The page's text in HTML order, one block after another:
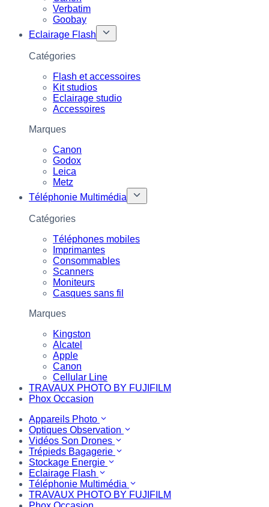
Verbatim
Goobay
Eclairage Flash
Catégories
Flash et accessoires
Kit studios
Eclairage studio
Accessoires
Marques
Canon
Godox
Leica
Metz
Téléphonie Multimédia
Catégories
Téléphones mobiles
Imprimantes
Consommables
Scanners
Moniteurs
Casques sans fil
Marques
Kingston
Alcatel
Apple
Canon
Cellular Line
TRAVAUX PHOTO BY FUJIFILM
Phox Occasion
Appareils Photo
Optiques Observation
Vidéos Son Drones
Trépieds Bagagerie
Stockage Energie
Eclairage Flash
Téléphonie Multimédia
TRAVAUX PHOTO BY FUJIFILM